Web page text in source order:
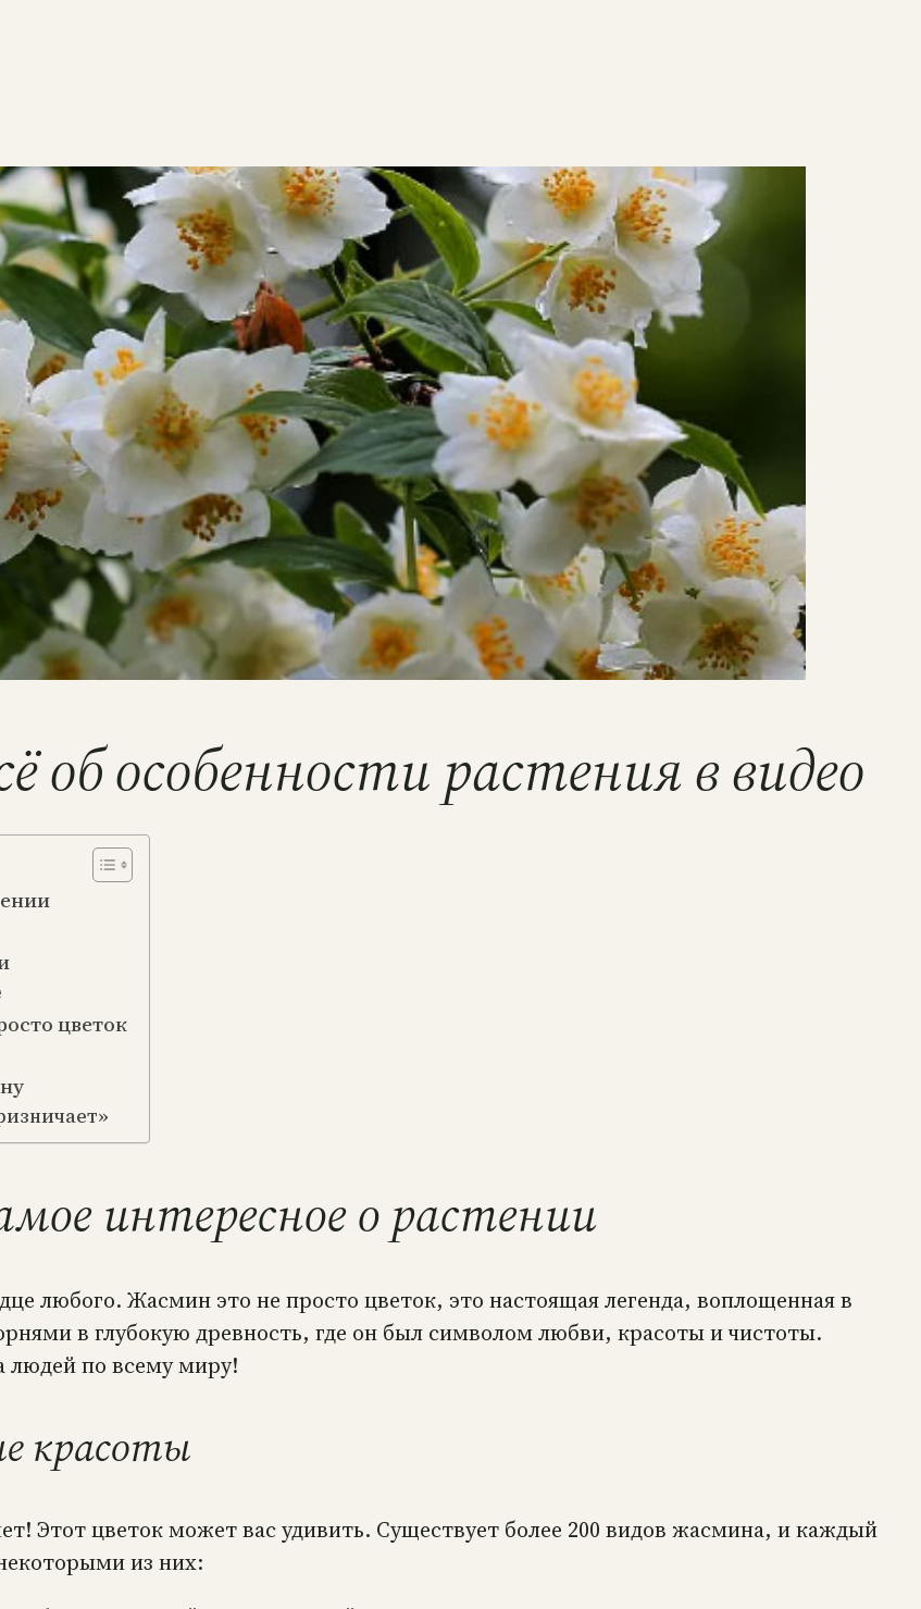
особенности растения в видео
цветок
интересное о растении
любого. Жасмин это не просто цветок, это настоящая легенда, воплощенная в
в глубокую древность, где он был символом любви, красоты и чистоты.
людей по всему миру!
красоты
Этот цветок может вас удивить. Существует более 200 видов жасмина, и каждый
из них: